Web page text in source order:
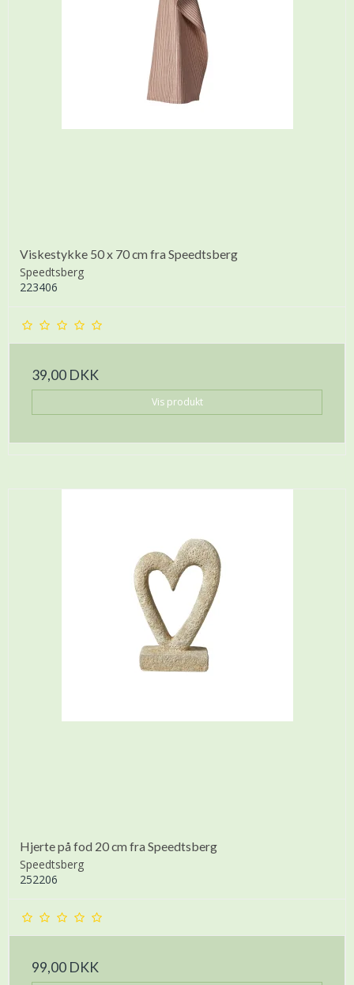
Viskestykke 50 x 70 cm fra Speedtsberg
Speedtsberg
223406
39,00 DKK
Vis produkt
Hjerte på fod 20 cm fra Speedtsberg
Speedtsberg
252206
99,00 DKK